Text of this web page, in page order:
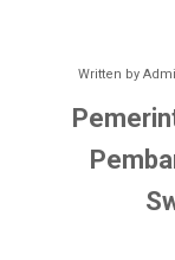
Written by